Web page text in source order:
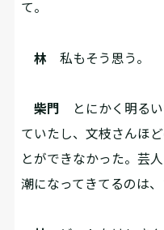
て。
林 私もそう思う。
柴門
とにかく明るい
ていたし、文枝さんほ
とができなかった。芸
潮になってきてるのは